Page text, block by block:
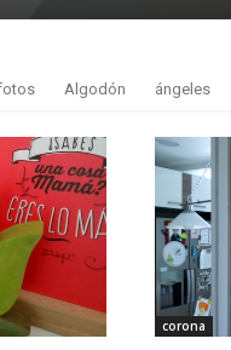
Algodón ángeles
corona